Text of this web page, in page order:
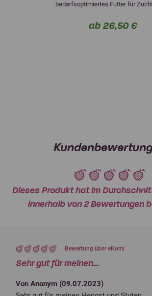
bedarfsoptimiertes Futter für
ab 26,50 €
Dieses Produkt hat im
innerhalb von 2 Bewertungen
Bewertung über eKomi
Sehr gut für meinen...
Von Anonym (09.07.2023)